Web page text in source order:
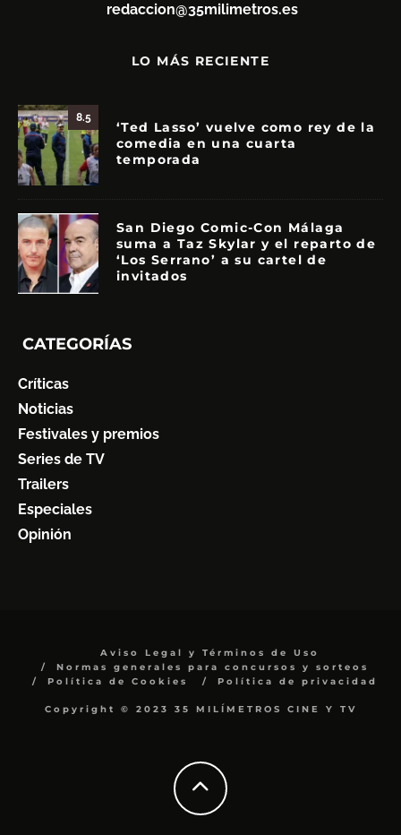
redaccion@35milimetros.es
LO MÁS RECIENTE
8.5
‘Ted Lasso’ vuelve como rey de la
comedia en una cuarta
temporada
San Diego Comic-Con Málaga
suma a Taz Skylar y el reparto de
‘Los Serrano’ a su cartel de
invitados
CATEGORÍAS
Críticas
Noticias
Festivales y premios
Series de TV
Trailers
Especiales
Opinión
Aviso Legal y Términos de Uso
Normas generales para concursos y sorteos
Política de Cookies
Política de privacidad
Copyright © 2023 35 MILÍMETROS CINE Y TV